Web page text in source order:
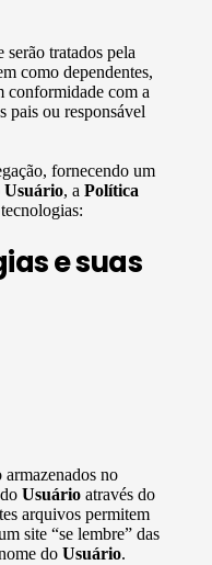
serão tratados pela
como dependentes,
conformidade com a
pais ou responsável
fornecendo um
Usuário, a Política
e suas
no
Usuário através do
arquivos permitem
site “se lembre” das
do Usuário.